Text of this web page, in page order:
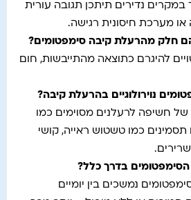
נדירים תיתכן תגובה עורית
מערכת חיסונית רגישה.
חלק מהרעלת קיבה סימפטומים?
להיגרם כתוצאה מהתייבשות, חום
נוירולוגיים בהרעלת קיבה?
של חשיפה לרעלנים מסוימים כמו
תסמינים כמו טשטוש ראייה, קושי
בדרך כלל?
נמשכים בין יומיים